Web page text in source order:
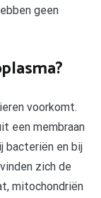
geen
voorkomt.
een membraan
bacteriën en bij
zich de
mitochondriën